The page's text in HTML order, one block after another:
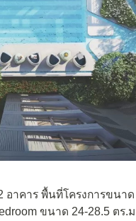
าคาร พื้นที่โครงการขนา
ขนาด 24-28.5 ตร.